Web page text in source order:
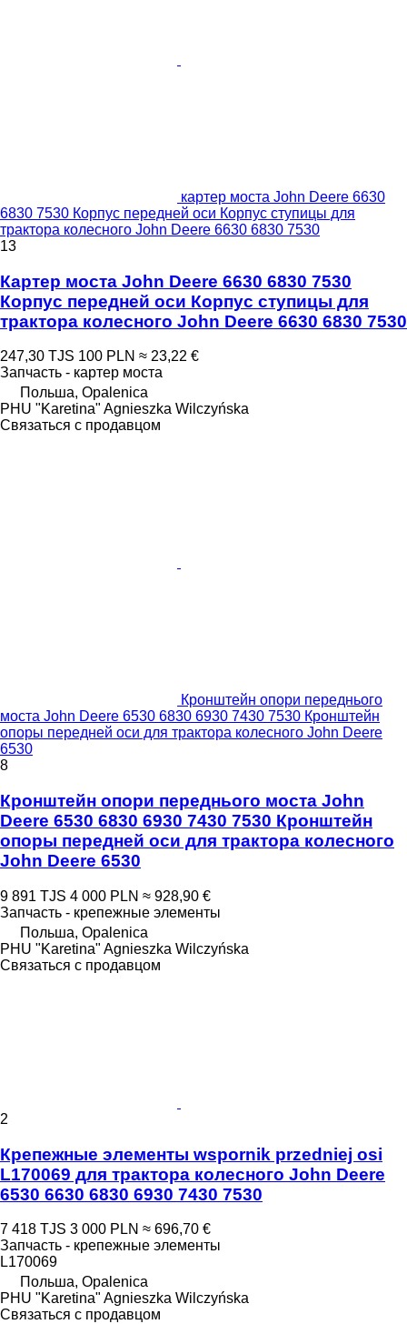
картер моста John Deere 6630
6830 7530 Корпус передней оси Корпус ступицы для
трактора колесного John Deere 6630 6830 7530
13
Картер моста John Deere 6630 6830 7530
Корпус передней оси Корпус ступицы для
трактора колесного John Deere 6630 6830 7530
247,30 TJS 100 PLN ≈ 23,22 €
Запчасть - картер моста
Польша, Opalenica
PHU "Karetina" Agnieszka Wilczyńska
Связаться с продавцом
Кронштейн опори переднього
моста John Deere 6530 6830 6930 7430 7530 Кронштейн
опоры передней оси для трактора колесного John Deere
6530
8
Кронштейн опори переднього моста John
Deere 6530 6830 6930 7430 7530 Кронштейн
опоры передней оси для трактора колесного
John Deere 6530
9 891 TJS 4 000 PLN ≈ 928,90 €
Запчасть - крепежные элементы
Польша, Opalenica
PHU "Karetina" Agnieszka Wilczyńska
Связаться с продавцом
2
Крепежные элементы wspornik przedniej osi
L170069 для трактора колесного John Deere
6530 6630 6830 6930 7430 7530
7 418 TJS 3 000 PLN ≈ 696,70 €
Запчасть - крепежные элементы
L170069
Польша, Opalenica
PHU "Karetina" Agnieszka Wilczyńska
Связаться с продавцом